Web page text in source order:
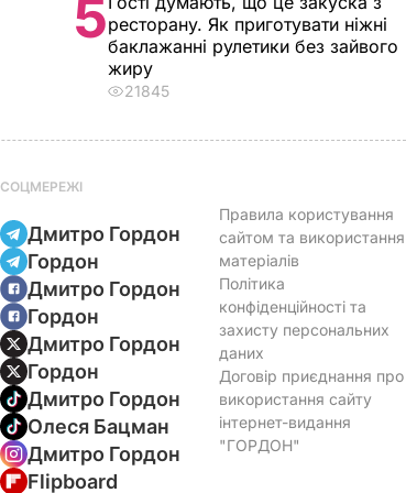
5ресторану. Як приготувати ніжні
баклажанні рулетики без зайвого
жиру
21845
СОЦМЕРЕЖІ
Дмитро Гордон
Гордон
Дмитро Гордон
Гордон
Дмитро Гордон
Гордон
Дмитро Гордон
Олеся Бацман
Дмитро Гордон
Flipboard
Правила користування
сайтом та використання
матеріалів
Політика
конфіденційності та
захисту персональних
даних
Договір приєднання про
використання сайту
інтернет-видання
"ГОРДОН"